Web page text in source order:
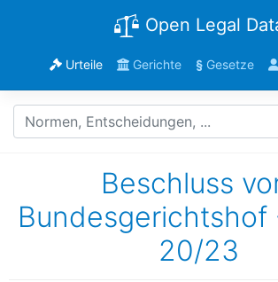
Open Legal
Urteile Gerichte §Gesetze
Beschluss
Bundesgerichtshof
20/23